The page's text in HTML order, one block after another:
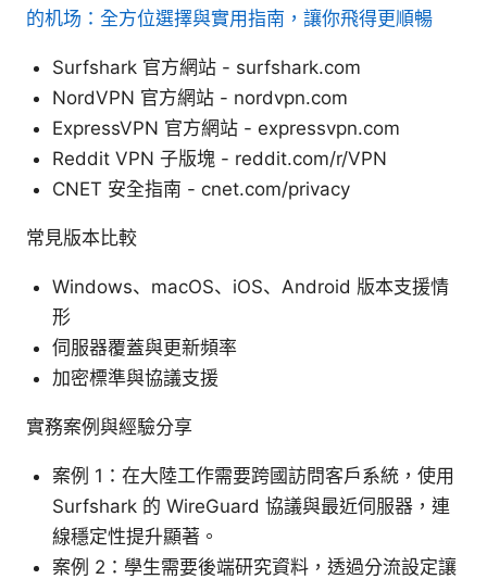
的机场：全方位選擇與實用指南，讓你飛得更順暢
Surfshark 官方網站 - surfshark.com
NordVPN 官方網站 - nordvpn.com
ExpressVPN 官方網站 - expressvpn.com
Reddit VPN 子版塊 - reddit.com/r/VPN
CNET 安全指南 - cnet.com/privacy
常見版本比較
Windows、macOS、iOS、Android 版本支援情
形
伺服器覆蓋與更新頻率
加密標準與協議支援
實務案例與經驗分享
案例 1：在大陸工作需要跨國訪問客戶系統，使用
Surfshark 的 WireGuard 協議與最近伺服器，連
線穩定性提升顯著。
案例 2：學生需要後端研究資料，透過分流設定讓